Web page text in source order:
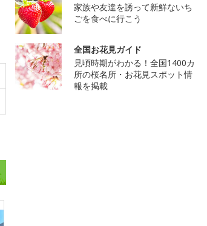
家族や友達を誘って新鮮ないち
ごを食べに行こう
全国お花見ガイド
見頃時期がわかる！全国1400カ
所の桜名所・お花見スポット情
報を掲載